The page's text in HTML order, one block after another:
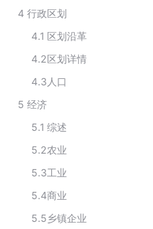
4 行政区划
4.1 区划沿革
4.2区划详情
4.3 人口
5 经济
5.1 综述
5.2农业
5.3工业
5.4商业
5.5乡镇企业